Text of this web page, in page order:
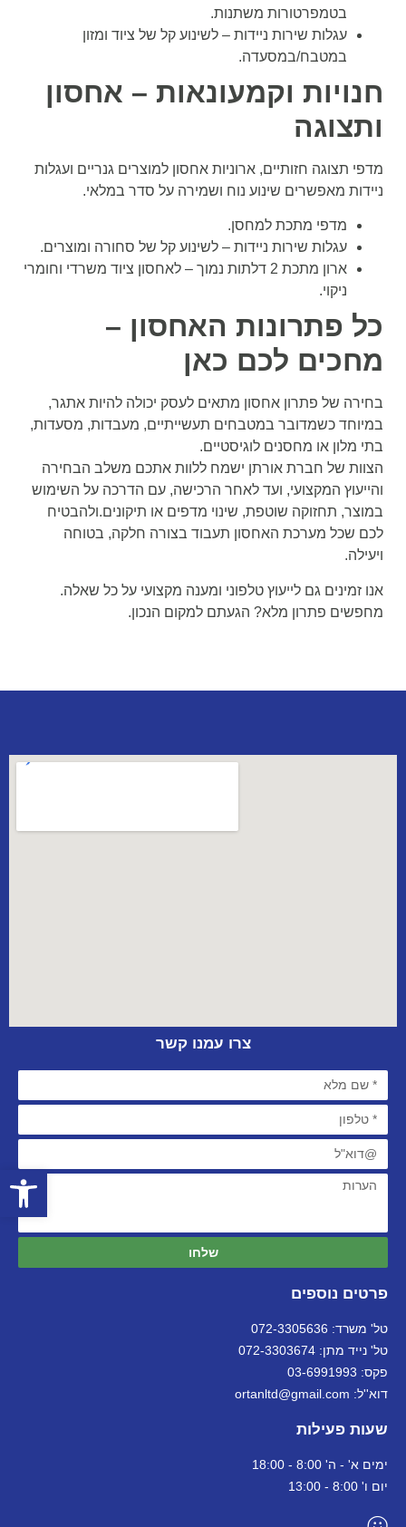
בטמפרטורות משתנות.
עגלות שירות ניידות – לשינוע קל של ציוד ומזון
במטבח/במסעדה.
חנויות וקמעונאות – אחסון
ותצוגה
מדפי תצוגה חזותיים, ארוניות אחסון למוצרים גנריים ועגלות
ניידות מאפשרים שינוע נוח ושמירה על סדר במלאי.
מדפי מתכת למחסן.
עגלות שירות ניידות – לשינוע קל של סחורה ומוצרים.
ארון מתכת 2 דלתות נמוך – לאחסון ציוד משרדי וחומרי
ניקוי.
כל פתרונות האחסון –
מחכים לכם כאן
בחירה של פתרון אחסון מתאים לעסק יכולה להיות אתגר,
במיוחד כשמדובר במטבחים תעשייתיים, מעבדות, מסעדות,
בתי מלון או מחסנים לוגיסטיים.
הצוות של חברת אורתן ישמח ללוות אתכם משלב הבחירה
והייעוץ המקצועי, ועד לאחר הרכישה, עם הדרכה על השימוש
במוצר, תחזוקה שוטפת, שינוי מדפים או תיקונים.ולהבטיח
לכם שכל מערכת האחסון תעבוד בצורה חלקה, בטוחה
ויעילה.
אנו זמינים גם לייעוץ טלפוני ומענה מקצועי על כל שאלה.
מחפשים פתרון מלא? הגעתם למקום הנכון.
פרטים נוספים
טל' משרד: 072-3305636
טל' נייד מתן: 072-3303674
פקס: 03-6991993
דוא''ל: ortanltd@gmail.com
שעות פעילות
ימים א' - ה' 8:00 - 18:00
יום ו' 8:00 - 13:00
צרו עמנו קשר
שלחו
פתח